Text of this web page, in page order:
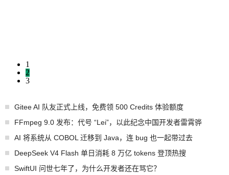
1
2
3
Gitee AI 队友正式上线，免费领 500 Credits 体验额度
FFmpeg 9.0 发布：代号 “Lei”，以此纪念中国开发者雷霄骅
AI 将系统从 COBOL 迁移到 Java，连 bug 也一起带过去
DeepSeek V4 Flash 单日消耗 8 万亿 tokens 登顶热搜
SwiftUI 问世七年了，为什么开发者还在骂它？